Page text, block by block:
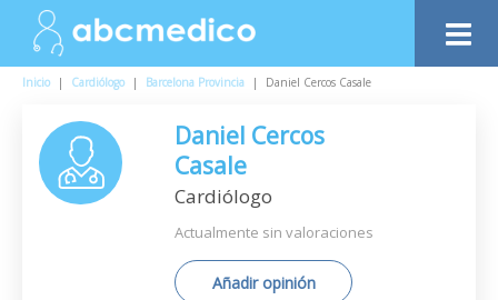
Inicio | Cardiólogo | Barcelona Provincia | Daniel Cercos Casale
Daniel Cercos
Casale
Cardiólogo
Actualmente sin valoraciones
Añadir opinión